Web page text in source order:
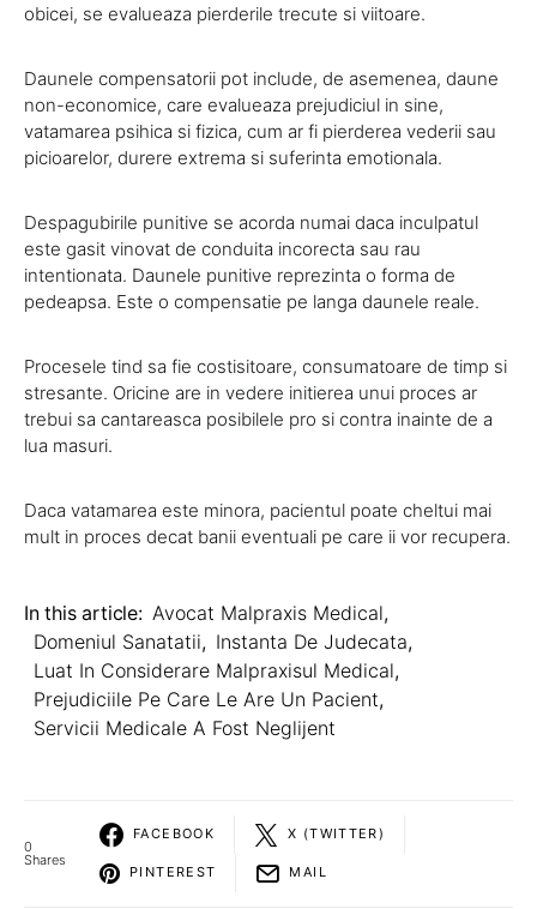
obicei, se evalueaza pierderile trecute si viitoare.
Daunele compensatorii pot include, de asemenea, daune
non-economice, care evalueaza prejudiciul in sine,
vatamarea psihica si fizica, cum ar fi pierderea vederii sau
picioarelor, durere extrema si suferinta emotionala.
Despagubirile punitive se acorda numai daca inculpatul
este gasit vinovat de conduita incorecta sau rau
intentionata. Daunele punitive reprezinta o forma de
pedeapsa. Este o compensatie pe langa daunele reale.
Procesele tind sa fie costisitoare, consumatoare de timp si
stresante. Oricine are in vedere initierea unui proces ar
trebui sa cantareasca posibilele pro si contra inainte de a
lua masuri.
Daca vatamarea este minora, pacientul poate cheltui mai
mult in proces decat banii eventuali pe care ii vor recupera.
In this article: Avocat Malpraxis Medical,
Domeniul Sanatatii, Instanta De Judecata,
Luat In Considerare Malpraxisul Medical,
Prejudiciile Pe Care Le Are Un Pacient,
Servicii Medicale A Fost Neglijent
0
Shares
FACEBOOK X (TWITTER)
PINTEREST MAIL